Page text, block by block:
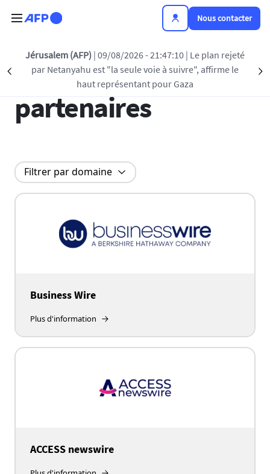
Nous contacter
Précédent
Jérusalem (AFP) | 09/08/2026 - 21:47:10 | Le plan rejeté
par Netanyahu est "la seule voie à suivre", affirme le
haut représentant pour Gaza
Tous nos
partenaires
Filtrer par domaine
Business Wire
Plus d'information
ACCESS newswire